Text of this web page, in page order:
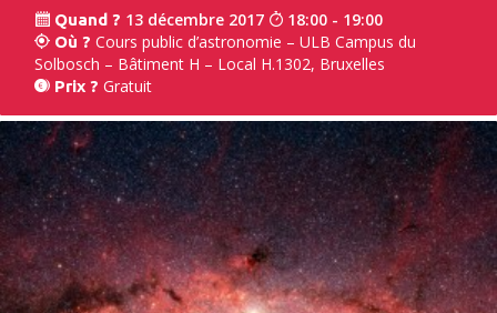
Quand ? 13 décembre 2017 18:00 - 19:00
Où ? Cours public d’astronomie – ULB Campus du
Solbosch – Bâtiment H – Local H.1302, Bruxelles
Prix ? Gratuit